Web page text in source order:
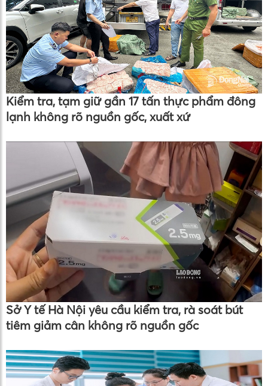
Kiểm tra, tạm giữ gần 17 tấn thực phẩm đông
lạnh không rõ nguồn gốc, xuất xứ
Sở Y tế Hà Nội yêu cầu kiểm tra, rà soát bút
tiêm giảm cân không rõ nguồn gốc